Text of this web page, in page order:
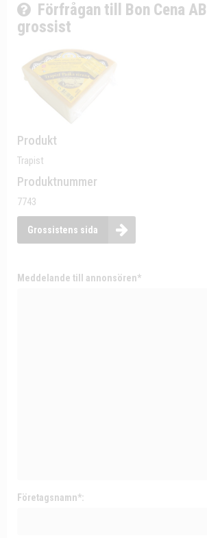
Förfrågan till Bon Cena
grossist
Produkt
Trapist
Produktnummer
7743
Grossistens sida
Meddelande till annonsören*
Företagsnamn*: